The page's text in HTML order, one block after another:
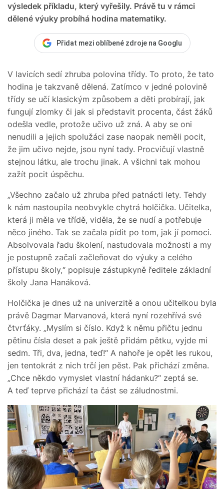
výsledek příkladu, který vyřešily. Právě tu v rámci
dělené výuky probíhá hodina matematiky.
Přidat mezi oblíbené zdroje na Googlu
V lavicích sedí zhruba polovina třídy. To proto, že tato
hodina je takzvaně dělená. Zatímco v jedné polovině
třídy se učí klasickým způsobem a děti probírají, jak
fungují zlomky či jak si představit procenta, část žáků
odešla vedle, protože učivo už zná. A aby se oni
nenudili a jejich spolužáci zase naopak neměli pocit,
že jim učivo nejde, jsou nyní tady. Procvičují vlastně
stejnou látku, ale trochu jinak. A všichni tak mohou
zažít pocit úspěchu.
„Všechno začalo už zhruba před patnácti lety. Tehdy
k nám nastoupila neobvykle chytrá holčička. Učitelka,
která ji měla ve třídě, viděla, že se nudí a potřebuje
něco jiného. Tak se začala pídit po tom, jak jí pomoci.
Absolvovala řadu školení, nastudovala možnosti a my
je postupně začali začleňovat do výuky a celého
přístupu školy,“ popisuje zástupkyně ředitele základní
školy Jana Hanáková.
Holčička je dnes už na univerzitě a onou učitelkou byla
právě Dagmar Marvanová, která nyní rozehřívá své
čtvrťáky. „Myslím si číslo. Když k němu přičtu jednu
pětinu čísla deset a pak ještě přidám pětku, vyjde mi
sedm. Tři, dva, jedna, teď!“ A nahoře je opět les rukou,
jen tentokrát z nich trčí jen pěst. Pak přichází změna.
„Chce někdo vymyslet vlastní hádanku?“ zeptá se.
A teď teprve přichází ta část se záludnostmi.